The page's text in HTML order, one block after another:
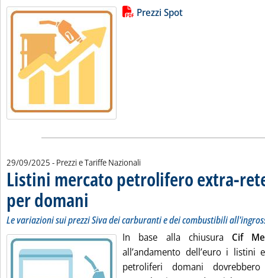
Leggi tutta la notizia:
Lista allegati PDF alla notizia
Prezzi Spot
29/09/2025 - Prezzi e Tariffe Nazionali
Listini mercato petrolifero extra-
per domani . Sottotitolo: Le variazioni sui prezzi Siva dei carburanti e dei
. Pubblicata lunedì 29 settembre 2025 alle 9.21.
Le variazioni sui prezzi Siva dei carburanti e dei combustibili
In base alla chiusura Cif
all’andamento dell’euro i listini
petroliferi domani